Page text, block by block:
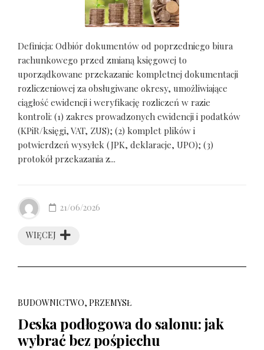
Definicja: Odbiór dokumentów od poprzedniego biura
rachunkowego przed zmianą księgowej to
uporządkowane przekazanie kompletnej dokumentacji
rozliczeniowej za obsługiwane okresy, umożliwiające
ciągłość ewidencji i weryfikację rozliczeń w razie
kontroli: (1) zakres prowadzonych ewidencji i podatków
(KPiR/księgi, VAT, ZUS); (2) komplet plików i
potwierdzeń wysyłek (JPK, deklaracje, UPO); (3)
protokół przekazania z...
WIĘCEJ
21/06/2026
BUDOWNICTWO, PRZEMYSŁ
Deska podłogowa do salonu: jak
wybrać bez pośpiechu